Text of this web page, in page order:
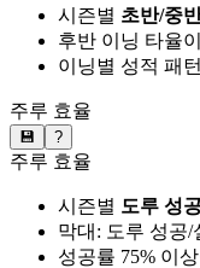
시즌별 초반/중
후반 이닝 타율
이닝별 성적 패
주루 효율
💾 ?
주루 효율
시즌별 도루 성
막대: 도루 성공/
성공률 75% 이